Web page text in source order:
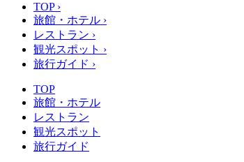
TOP ›
旅館・ホテル ›
レストラン ›
観光スポット ›
旅行ガイド ›
TOP
旅館・ホテル
レストラン
観光スポット
旅行ガイド